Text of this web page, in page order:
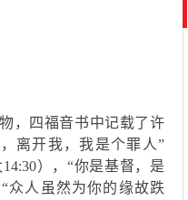
，四福音书中记载了许
离开我，我是个罪人”
14:30） ，“你是基督，是
“众人虽然为你的缘故跌